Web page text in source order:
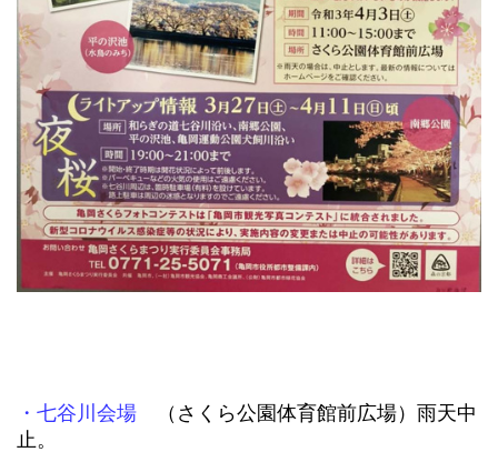
・七谷川会場
（さくら公園体育館前広場）雨天中
止。